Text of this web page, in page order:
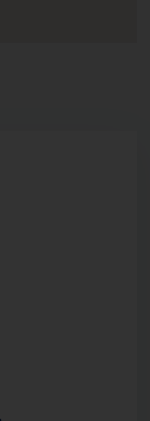
maar ook
garage
en
ramen in
van HR++